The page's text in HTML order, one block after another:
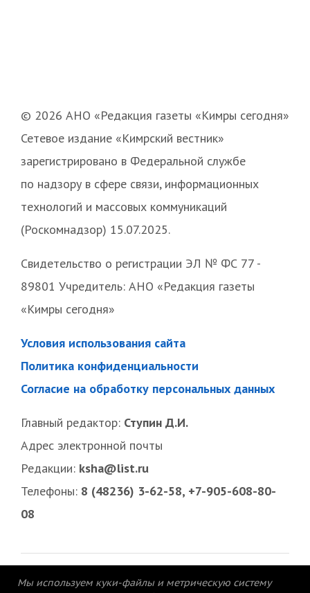
© 2026 АНО «Редакция газеты «Кимры сегодня»
Сетевое издание «Кимрский вестник»
зарегистрировано в Федеральной службе
по надзору в сфере связи, информационных
технологий и массовых коммуникаций
(Роскомнадзор) 15.07.2025.
Свидетельство о регистрации ЭЛ № ФС 77 -
89801 Учредитель: АНО «Редакция газеты
«Кимры сегодня»
Условия использования сайта
Политика конфиденциальности
Согласие на обработку персональных данных
Главный редактор: Ступин Д.И.
Адрес электронной почты
Редакции: ksha@list.ru
Телефоны: 8 (48236) 3-62-58, +7-905-608-80-
08
Мы используем куки-файлы и метрическую систему